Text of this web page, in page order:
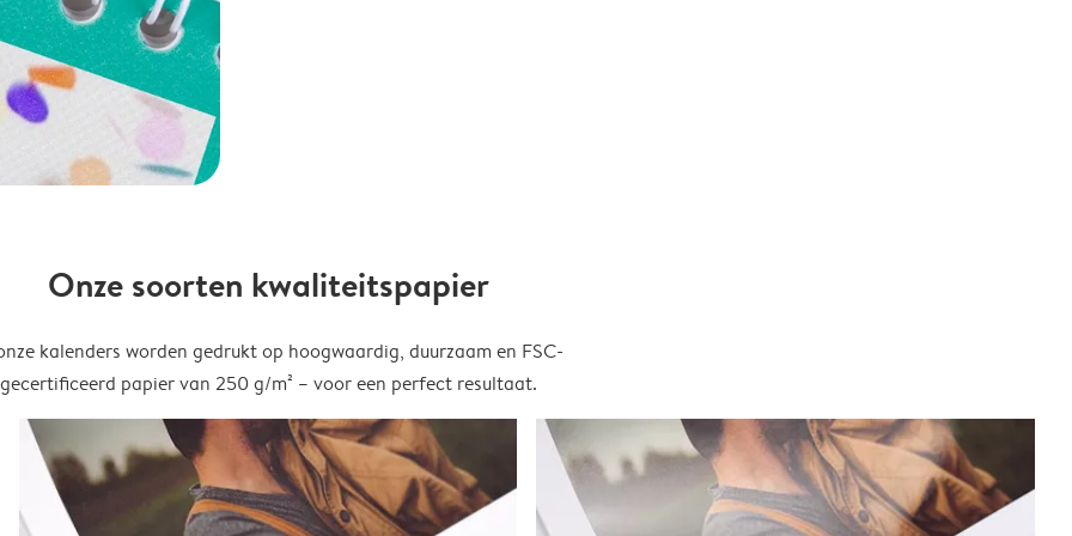
Onze soorten kwaliteitspapier
kalenders worden gedrukt op hoogwaardig, duurzaam en FSC-
gecertificeerd papier van 250 g/m² – voor een perfect resultaat.